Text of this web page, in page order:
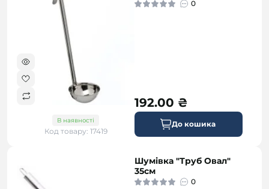
В наявності
Код товару: 17419
0
192.00 ₴
До кошика
Шумівка "Труб Овал"
35см
0